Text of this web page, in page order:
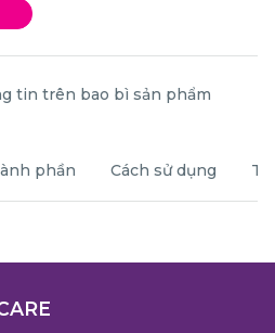
tin trên bao bì sản phẩm
phần Cách sử dụng